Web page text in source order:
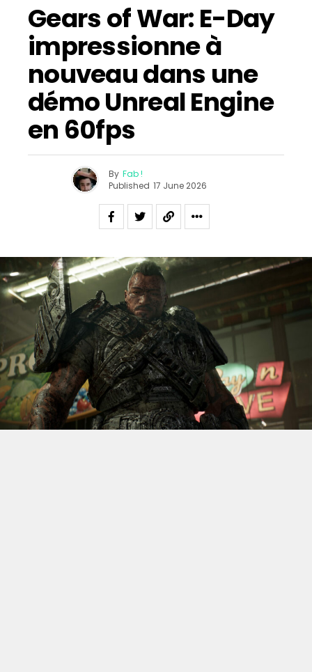
Gears of War: E-Day
impressionne à
nouveau dans une
démo Unreal Engine
en 60fps
By Fab !
Published 17 June 2026